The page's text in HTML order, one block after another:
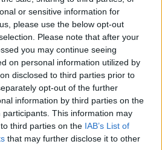
or sensitive information for
please use the below opt-out
Please note that after your
you may continue seeing
on personal information utilized by
disclosed to third parties prior to
opt-out of the further
information by third parties on the
participants. This information may
third parties on the IAB’s List of
that may further disclose it to other
Favorit, Australien
im Kurzcheck
– der Rest des ESC-Halbfinales